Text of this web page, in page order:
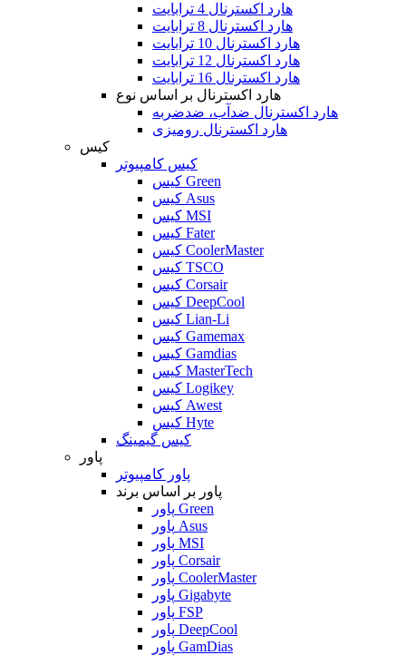
هارد اکسترنال 4 ترابایت
هارد اکسترنال 8 ترابایت
هارد اکسترنال 10 ترابایت
هارد اکسترنال 12 ترابایت
هارد اکسترنال 16 ترابایت
هارد اکسترنال بر اساس نوع
هارد اکسترنال ضدآب، ضدضربه
هارد اکسترنال رومیزی
کیس
کیس کامپیوتر
کیس Green
کیس Asus
کیس MSI
کیس Fater
کیس CoolerMaster
کیس TSCO
کیس Corsair
کیس DeepCool
کیس Lian-Li
کیس Gamemax
کیس Gamdias
کیس MasterTech
کیس Logikey
کیس Awest
کیس Hyte
کیس گیمینگ
پاور
پاور کامپیوتر
پاور بر اساس برند
پاور Green
پاور Asus
پاور MSI
پاور Corsair
پاور CoolerMaster
پاور Gigabyte
پاور FSP
پاور DeepCool
پاور GamDias